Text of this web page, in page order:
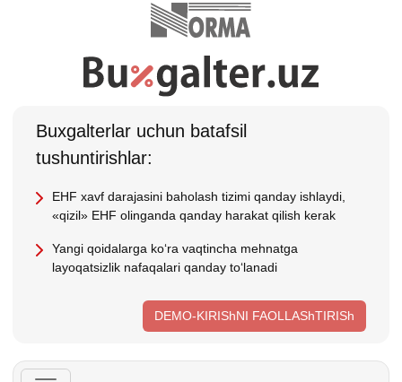
Buхgalterlar uchun batafsil
tushuntirishlar:
EHF хavf darajasini baholash tizimi qanday ishlaydi,
«qizil» EHF olinganda qanday harakat qilish kerak
Yangi qoidalarga koʻra vaqtincha mehnatga
layoqatsizlik nafaqalari qanday toʻlanadi
DEMO-KIRIShNI FAOLLAShTIRISh